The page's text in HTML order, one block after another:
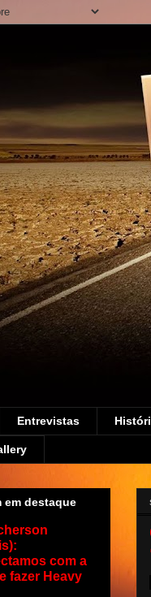
Entrevistas
em destaque
com a
fazer Heavy